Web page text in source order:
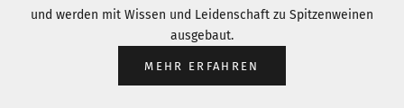
und werden mit Wissen und Leidenschaft zu Spitzenweinen
ausgebaut.
MEHR ERFAHREN